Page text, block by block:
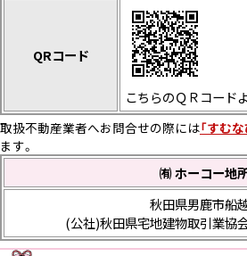
QRコード
こちらのＱＲコード
取扱不動産業者へお問合せの際には「すむ
ます。
㈲ ホーコー地
秋田県男鹿市
(公社)秋田県宅地建物取引業協